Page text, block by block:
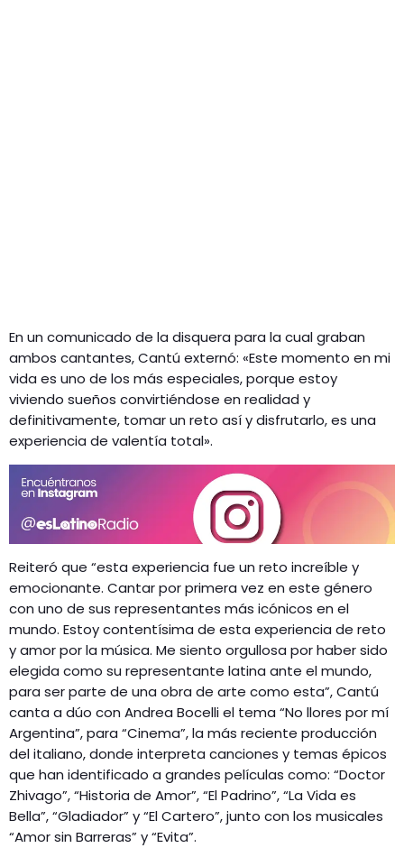
En un comunicado de la disquera para la cual graban
ambos cantantes, Cantú externó: «Este momento en mi
vida es uno de los más especiales, porque estoy
viviendo sueños convirtiéndose en realidad y
definitivamente, tomar un reto así y disfrutarlo, es una
experiencia de valentía total».
Reiteró que “esta experiencia fue un reto increíble y
emocionante. Cantar por primera vez en este género
con uno de sus representantes más icónicos en el
mundo. Estoy contentísima de esta experiencia de reto
y amor por la música. Me siento orgullosa por haber sido
elegida como su representante latina ante el mundo,
para ser parte de una obra de arte como esta”, Cantú
canta a dúo con Andrea Bocelli el tema “No llores por mí
Argentina”, para “Cinema”, la más reciente producción
del italiano, donde interpreta canciones y temas épicos
que han identificado a grandes películas como: “Doctor
Zhivago”, “Historia de Amor”, “El Padrino”, “La Vida es
Bella”, “Gladiador” y “El Cartero”, junto con los musicales
“Amor sin Barreras” y “Evita”.